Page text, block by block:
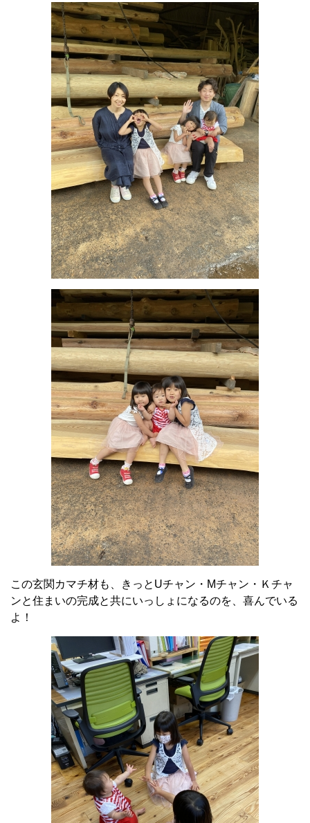
この玄関カマチ材も、きっとUチャン・Mチャン・Ｋチャ
ンと住まいの完成と共にいっしょになるのを、喜んでいる
よ！